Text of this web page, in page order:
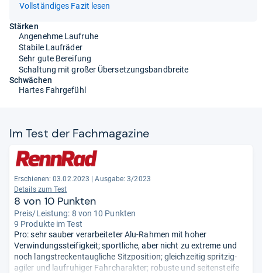
Vollständiges Fazit lesen
Stärken
Angenehme Laufruhe
Stabile Laufräder
Sehr gute Bereifung
Schaltung mit großer Übersetzungsbandbreite
Schwächen
Hartes Fahrgefühl
Im Test der Fach­ma­ga­zine
Erschienen: 03.02.2023 | Ausgabe: 3/2023
Details zum Test
8 von 10 Punkten
Preis/Leistung: 8 von 10 Punkten
9 Produkte im Test
Pro: sehr sauber verarbeiteter Alu-Rahmen mit hoher
Verwindungssteifigkeit; sportliche, aber nicht zu extreme und
noch langstreckentaugliche Sitzposition; gleichzeitig spritzig-
agiler und laufruhiger Fahrcharakter; robuste und seitensteife